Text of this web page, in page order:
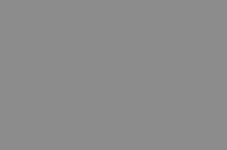
列可動蒐藏人偶 讓